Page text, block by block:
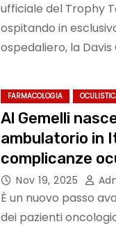
ufficiale del Trophy
ospitando in
ospedaliero, la Davis
FARMACOLOGIA
Al Gemelli
ambulatorio in
complicanze
farmaci
Nov 19, 2025
È un nuovo passo
dei pazienti